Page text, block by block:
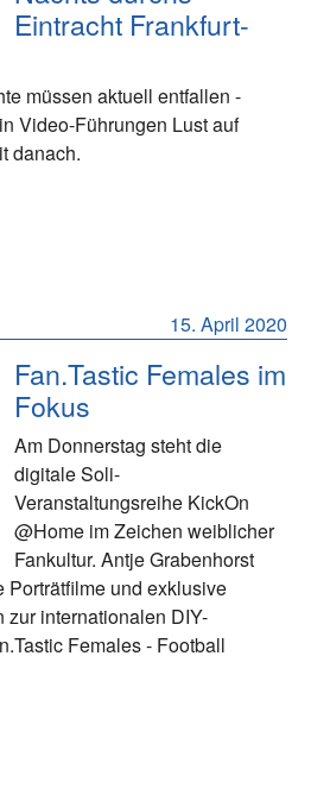
Eintracht Frankfurt-
müssen aktuell entfallen -
Video-Führungen Lust auf
danach.
15. April 2020
Fan.Tastic Females im
Fokus
Am Donnerstag steht die
digitale Soli-
Veranstaltungsreihe KickOn
@Home im Zeichen weiblicher
Fankultur. Antje Grabenhorst
Porträtfilme und exklusive
internationalen DIY-
Females - Football